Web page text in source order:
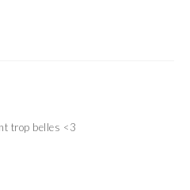
trop belles <3